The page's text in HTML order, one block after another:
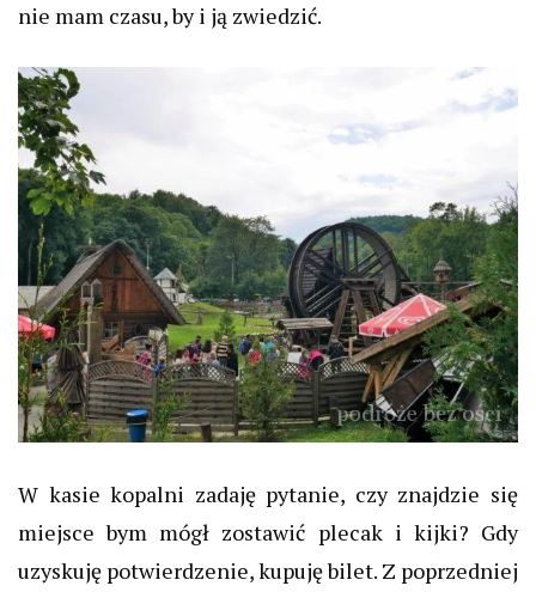
nie mam czasu, by i ją zwiedzić.
W kasie kopalni zadaję pytanie, czy znajdzie się
miejsce bym mógł zostawić plecak i kijki? Gdy
uzyskuję potwierdzenie, kupuję bilet. Z poprzedniej